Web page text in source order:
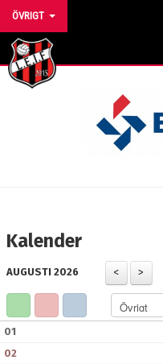
ÖVRIGT
HEM
Kalender
AUGUSTI 2026
01
02